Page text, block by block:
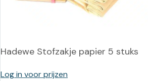
Hadewe Stofzakje papier 5 stuks
Log in voor prijzen